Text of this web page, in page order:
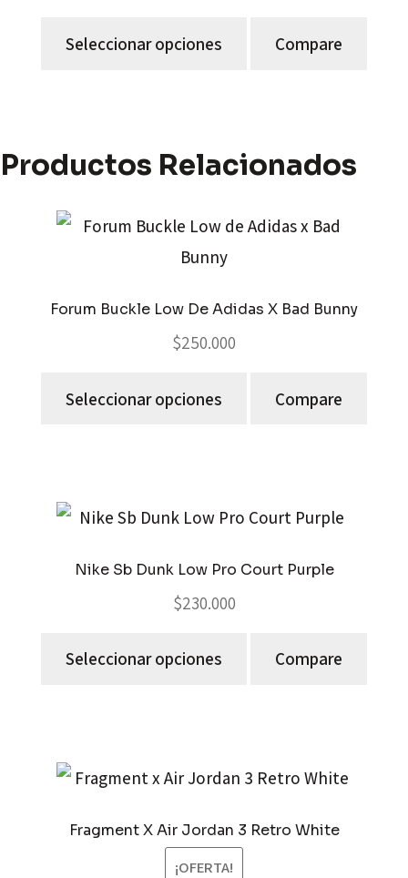
Seleccionar opciones Compare
Productos Relacionados
Forum Buckle Low De Adidas X Bad Bunny
$250.000
Seleccionar opciones Compare
Nike Sb Dunk Low Pro Court Purple
$230.000
Seleccionar opciones Compare
Fragment X Air Jordan 3 Retro White
¡OFERTA!